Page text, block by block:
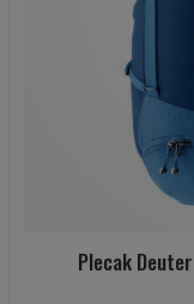
Plecak